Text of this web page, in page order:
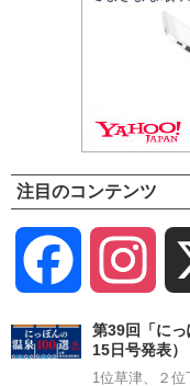
注目のコンテンツ
Facebook
第39回「に
15日号発表）
1位草津、２